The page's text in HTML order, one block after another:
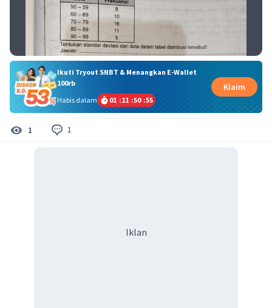
Ikuti Tryout SNBT & Menangkan E-Wallet
100rb
Habis dalam
01 :11 :50 :55
Klaim
1 1
Iklan